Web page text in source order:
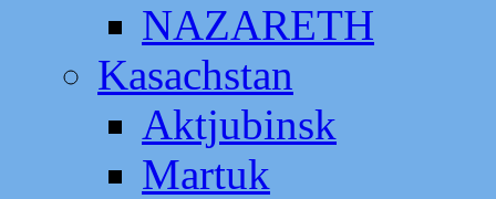
NAZARETH
Kasachstan
Aktjubinsk
Martuk